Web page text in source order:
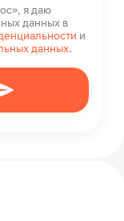
я даю
данных в
и
данных.